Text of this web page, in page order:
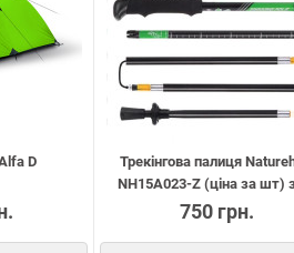
D
Трекінгова палиця
NH15A023-Z (ціна за шт)
750 грн.